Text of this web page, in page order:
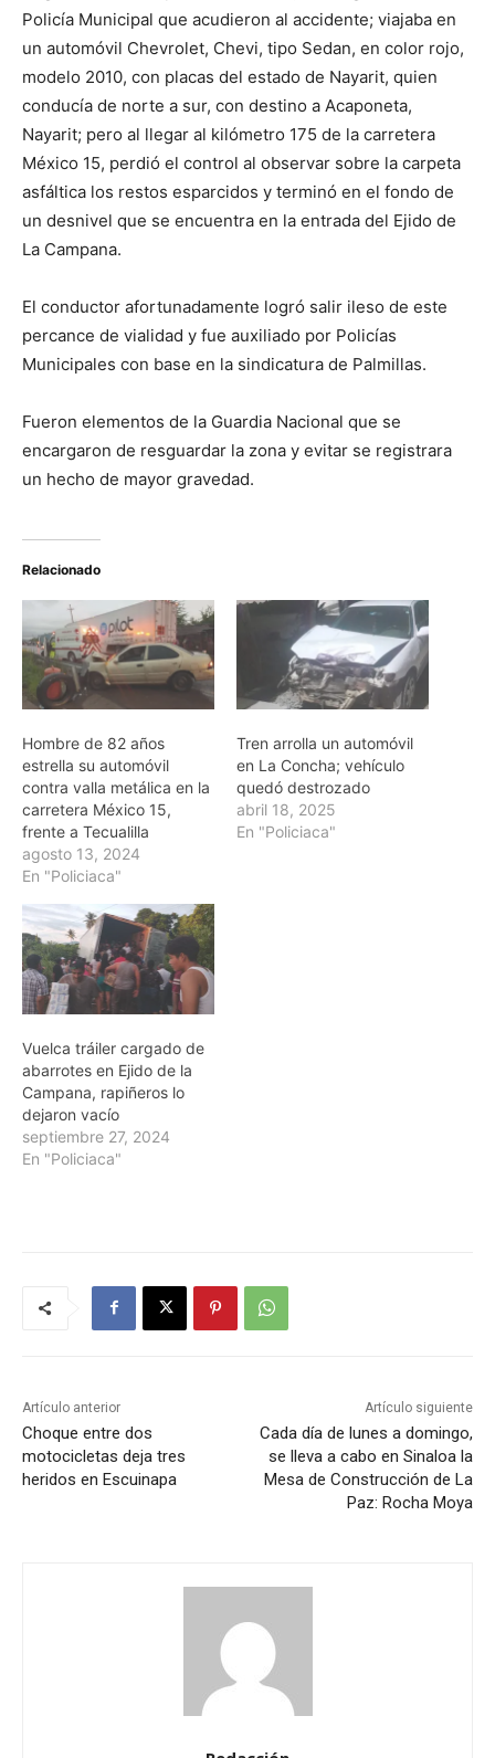
Policía Municipal que acudieron al accidente; viajaba en
un automóvil Chevrolet, Chevi, tipo Sedan, en color rojo,
modelo 2010, con placas del estado de Nayarit, quien
conducía de norte a sur, con destino a Acaponeta,
Nayarit; pero al llegar al kilómetro 175 de la carretera
México 15, perdió el control al observar sobre la carpeta
asfáltica los restos esparcidos y terminó en el fondo de
un desnivel que se encuentra en la entrada del Ejido de
La Campana.
El conductor afortunadamente logró salir ileso de este
percance de vialidad y fue auxiliado por Policías
Municipales con base en la sindicatura de Palmillas.
Fueron elementos de la Guardia Nacional que se
encargaron de resguardar la zona y evitar se registrara
un hecho de mayor gravedad.
Relacionado
Hombre de 82 años
estrella su automóvil
contra valla metálica en la
carretera México 15,
frente a Tecualilla
agosto 13, 2024
En "Policiaca"
Tren arrolla un automóvil
en La Concha; vehículo
quedó destrozado
abril 18, 2025
En "Policiaca"
Vuelca tráiler cargado de
abarrotes en Ejido de la
Campana, rapiñeros lo
dejaron vacío
septiembre 27, 2024
En "Policiaca"
Artículo anterior
Choque entre dos
motocicletas deja tres
heridos en Escuinapa
Artículo siguiente
Cada día de lunes a domingo,
se lleva a cabo en Sinaloa la
Mesa de Construcción de La
Paz: Rocha Moya